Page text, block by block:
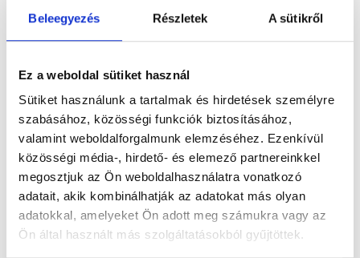
Beleegyezés Részletek A sütikről
Ez a weboldal sütiket használ
Sütiket használunk a tartalmak és hirdetések személyre
szabásához, közösségi funkciók biztosításához,
valamint weboldalforgalmunk elemzéséhez. Ezenkívül
közösségi média-, hirdető- és elemező partnereinkkel
megosztjuk az Ön weboldalhasználatra vonatkozó
adatait, akik kombinálhatják az adatokat más olyan
adatokkal, amelyeket Ön adott meg számukra vagy az
Ön által használt más szolgáltatásokból gyűjtöttek.
Foglalj időpontot
Főoldal Orvosok Pszichológus
Pszichológus, Budapest, VII. kerület Németh Zsófia